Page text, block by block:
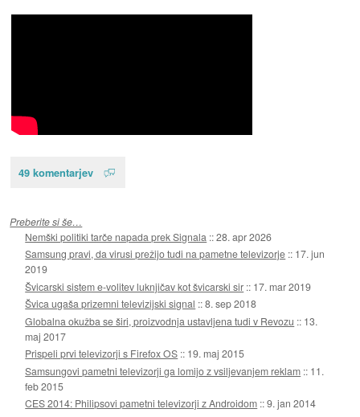
49 komentarjev
Preberite si še…
Nemški politiki tarče napada prek Signala ::28. apr 2026
Samsung pravi, da virusi prežijo tudi na pametne televizorje :: 17. jun
2019
Švicarski sistem e-volitev luknjičav kot švicarski sir :: 17. mar 2019
Švica ugaša prizemni televizijski signal ::8. sep 2018
Globalna okužba se širi, proizvodnja ustavljena tudi v Revozu :: 13.
maj 2017
Prispeli prvi televizorji s Firefox OS :: 19. maj 2015
Samsungovi pametni televizorji ga lomijo z vsiljevanjem reklam :: 11.
feb 2015
CES 2014: Philipsovi pametni televizorji z Androidom ::9. jan 2014